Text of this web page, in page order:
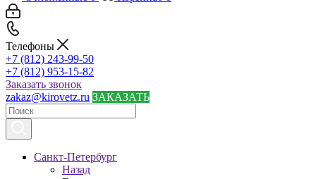
Телефоны
+7 (812) 243-99-50
+7 (812) 953-15-82
Заказать звонок
zakaz@kirovetz.ru ЗАКАЗАТЬ
Санкт-Петербург
Назад